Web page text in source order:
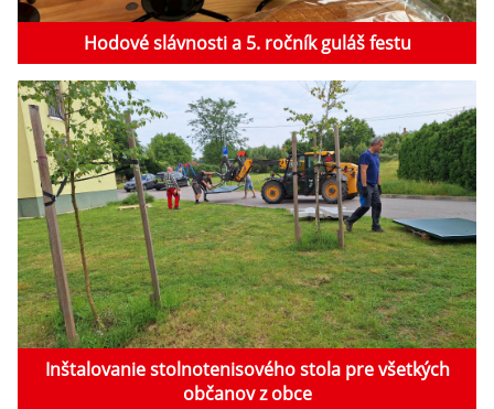
Hodové slávnosti a 5. ročník guláš festu
Inštalovanie stolnotenisového stola pre všetkých
občanov z obce